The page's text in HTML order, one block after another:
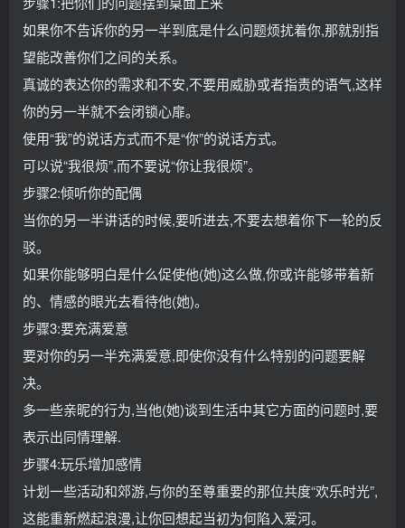
如果你不告诉你的另一半到底是什么问题烦扰着你,那就别指
望能改善你们之间的关系。
真诚的表达你的需求和不安,不要用威胁或者指责的语气,这样
你的另一半就不会闭锁心扉。
使用“我”的说话方式而不是“你”的说话方式。
可以说“我很烦”,而不要说“你让我很烦”。
步骤2:倾听你的配偶
当你的另一半讲话的时候,要听进去,不要去想着你下一轮的反
驳。
如果你能够明白是什么促使他(她)这么做,你或许能够带着新
的、情感的眼光去看待他(她)。
步骤3:要充满爱意
要对你的另一半充满爱意,即使你没有什么特别的问题要解
决。
多一些亲昵的行为,当他(她)谈到生活中其它方面的问题时,要
表示出同情理解.
步骤4:玩乐增加感情
计划一些活动和郊游,与你的至尊重要的那位共度“欢乐时光”,
这能重新燃起浪漫,让你回想起当初为何陷入爱河。